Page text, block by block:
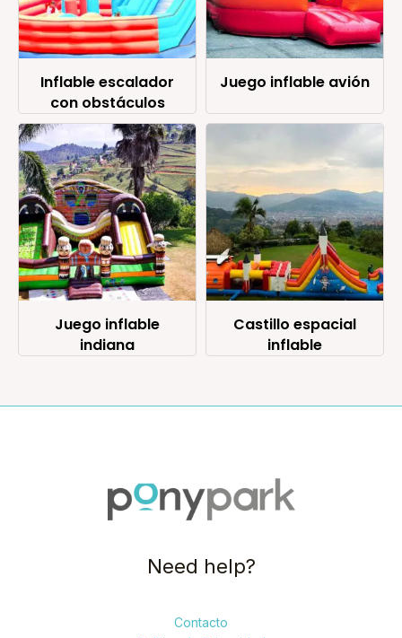
Inflable escalador
con obstáculos
Juego inflable avión
Juego inflable
indiana
Castillo espacial
inflable
Need help?
Contacto